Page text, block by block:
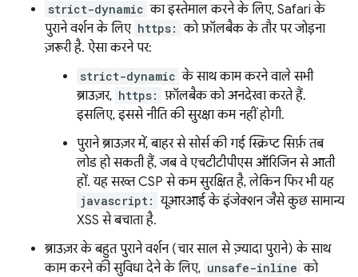
strict-dynamic का इस्तेमाल करने के लिए, Safari के
पुराने वर्शन के लिए https: को फ़ॉलबैक के तौर पर जोड़ना
ज़रूरी है. ऐसा करने पर:
strict-dynamic के साथ काम करने वाले सभी
ब्राउज़र, https: फ़ॉलबैक को अनदेखा करते हैं.
इसलिए, इससे नीति की सुरक्षा कम नहीं होगी.
पुराने ब्राउज़र में, बाहर से सोर्स की गई स्क्रिप्ट सिर्फ़ तब
लोड हो सकती हैं, जब वे एचटीटीपीएस ऑरिजिन से आती
हों. यह सख्त CSP से कम सुरक्षित है, लेकिन फिर भी यह
javascript: यूआरआई के इंजेक्शन जैसे कुछ सामान्य
XSS से बचाता है.
ब्राउज़र के बहुत पुराने वर्शन (चार साल से ज़्यादा पुराने) के साथ
काम करने की सुविधा देने के लिए, unsafe-inline को